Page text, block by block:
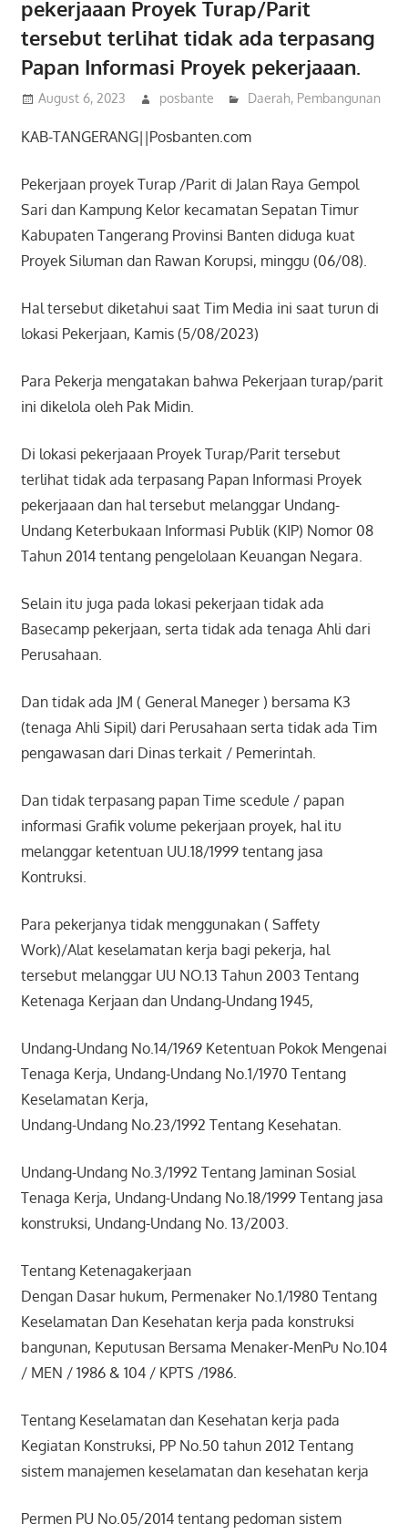
pekerjaaan Proyek Turap/Parit
tersebut terlihat tidak ada terpasang
Papan Informasi Proyek pekerjaaan.
August 6, 2023 posbante Daerah, Pembangunan
KAB-TANGERANG||Posbanten.com
Pekerjaan proyek Turap /Parit di Jalan Raya Gempol
Sari dan Kampung Kelor kecamatan Sepatan Timur
Kabupaten Tangerang Provinsi Banten diduga kuat
Proyek Siluman dan Rawan Korupsi, minggu (06/08).
Hal tersebut diketahui saat Tim Media ini saat turun di
lokasi Pekerjaan, Kamis (5/08/2023)
Para Pekerja mengatakan bahwa Pekerjaan turap/parit
ini dikelola oleh Pak Midin.
Di lokasi pekerjaaan Proyek Turap/Parit tersebut
terlihat tidak ada terpasang Papan Informasi Proyek
pekerjaaan dan hal tersebut melanggar Undang-
Undang Keterbukaan Informasi Publik (KIP) Nomor 08
Tahun 2014 tentang pengelolaan Keuangan Negara.
Selain itu juga pada lokasi pekerjaan tidak ada
Basecamp pekerjaan, serta tidak ada tenaga Ahli dari
Perusahaan.
Dan tidak ada JM ( General Maneger ) bersama K3
(tenaga Ahli Sipil) dari Perusahaan serta tidak ada Tim
pengawasan dari Dinas terkait / Pemerintah.
Dan tidak terpasang papan Time scedule / papan
informasi Grafik volume pekerjaan proyek, hal itu
melanggar ketentuan UU.18/1999 tentang jasa
Kontruksi.
Para pekerjanya tidak menggunakan ( Saffety
Work)/Alat keselamatan kerja bagi pekerja, hal
tersebut melanggar UU NO.13 Tahun 2003 Tentang
Ketenaga Kerjaan dan Undang-Undang 1945,
Undang-Undang No.14/1969 Ketentuan Pokok Mengenai
Tenaga Kerja, Undang-Undang No.1/1970 Tentang
Keselamatan Kerja,
Undang-Undang No.23/1992 Tentang Kesehatan.
Undang-Undang No.3/1992 Tentang Jaminan Sosial
Tenaga Kerja, Undang-Undang No.18/1999 Tentang jasa
konstruksi, Undang-Undang No. 13/2003.
Tentang Ketenagakerjaan
Dengan Dasar hukum, Permenaker No.1/1980 Tentang
Keselamatan Dan Kesehatan kerja pada konstruksi
bangunan, Keputusan Bersama Menaker-MenPu No.104
/ MEN / 1986 & 104 / KPTS /1986.
Tentang Keselamatan dan Kesehatan kerja pada
Kegiatan Konstruksi, PP No.50 tahun 2012 Tentang
sistem manajemen keselamatan dan kesehatan kerja
Permen PU No.05/2014 tentang pedoman sistem